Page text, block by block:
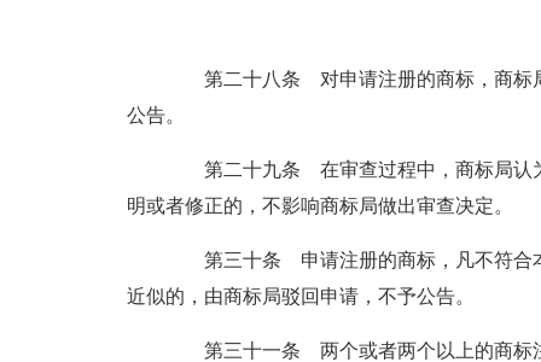
第二十八条 对申请注册的商标，商标局
公告。
第二十九条 在审查过程中，商标局认为
明或者修正的，不影响商标局做出审查决定。
第三十条 申请注册的商标，凡不符合本
近似的，由商标局驳回申请，不予公告。
第三十一条 两个或者两个以上的商标注